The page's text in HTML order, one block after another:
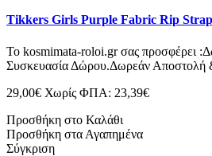
Tikkers Girls Purple Fabric Rip
Το kosmimata-roloi.gr σας προσφέρει
Συσκευασία Δώρου.Δωρεάν Αποστολή
29,00€ Χωρίς ΦΠΑ: 23,39€
Προσθήκη στο Καλάθι
Προσθήκη στα Αγαπημένα
Σύγκριση